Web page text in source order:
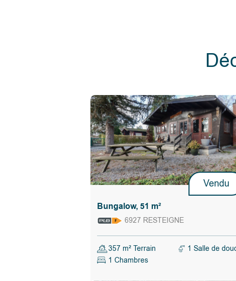
- Domiciliation possible, droits
Calculer les droits d'enregistrement
Vendu
Bungalow, 51 m²
6927 RESTEIGNE
357 m² Terrain
1 Salle de
1 Chambres